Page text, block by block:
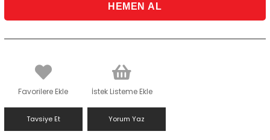
Favorilere Ekle İstek Listeme Ekle
Tavsiye Et Yorum Yaz